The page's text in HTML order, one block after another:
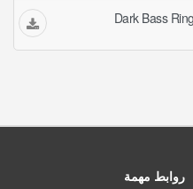
Dark Bass
روابط مهمة